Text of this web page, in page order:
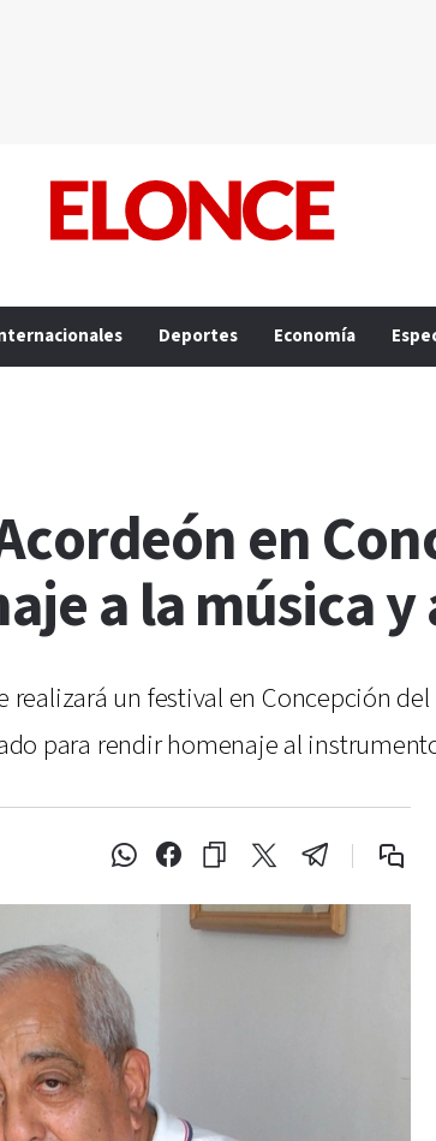
Deportes Economía
en
a la música
realizará un festival en Concepción
para rendir homenaje al